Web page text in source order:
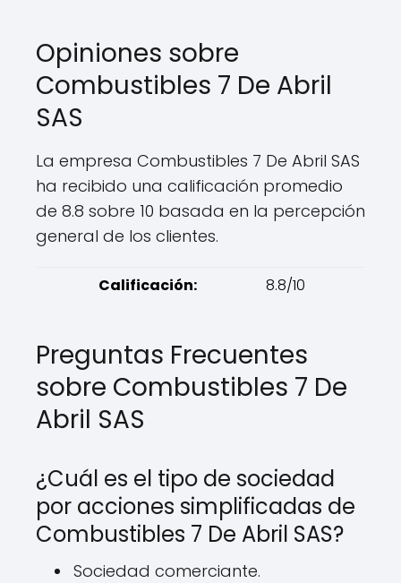
Opiniones sobre
Combustibles 7 De Abril
SAS
La empresa Combustibles 7 De Abril SAS
ha recibido una calificación promedio
de 8.8 sobre 10 basada en la percepción
general de los clientes.
Calificación: 8.8/10
Preguntas Frecuentes
sobre Combustibles 7 De
Abril SAS
¿Cuál es el tipo de sociedad
por acciones simplificadas de
Combustibles 7 De Abril SAS?
Sociedad comerciante.